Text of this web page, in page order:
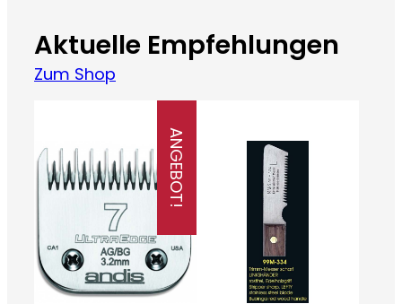
Aktuelle Empfehlungen
Zum Shop
ANGEBOT!